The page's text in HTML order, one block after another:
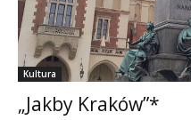
Kultura
„Jakby Kraków”*